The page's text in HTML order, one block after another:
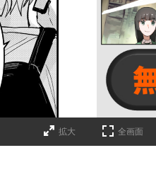
拡大 全画面